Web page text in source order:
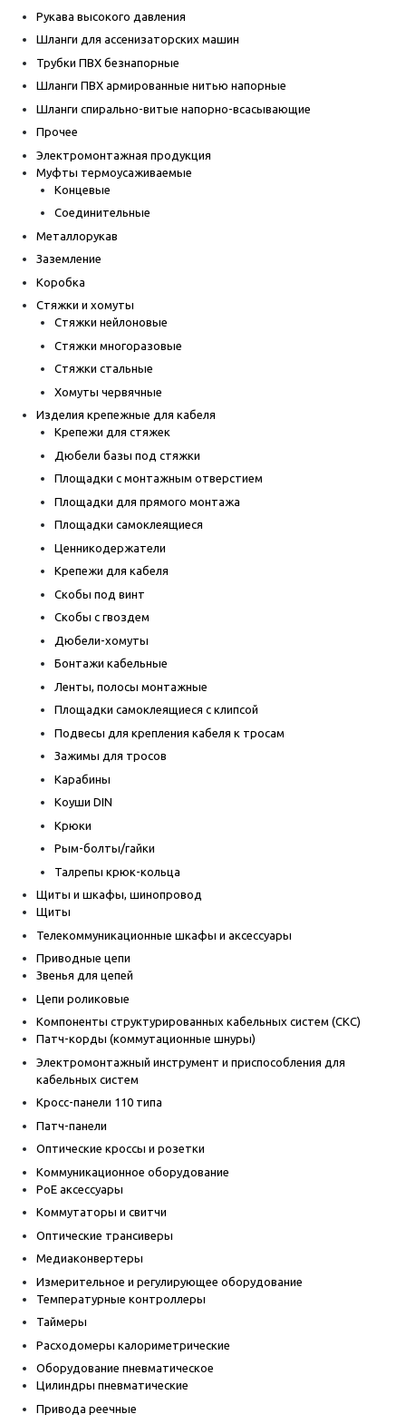
Рукава высокого давления
Шланги для ассенизаторских машин
Трубки ПВХ безнапорные
Шланги ПВХ армированные нитью напорные
Шланги спирально-витые напорно-всасывающие
Прочее
Электромонтажная продукция
Муфты термоусаживаемые
Концевые
Соединительные
Металлорукав
Заземление
Коробка
Стяжки и хомуты
Стяжки нейлоновые
Стяжки многоразовые
Стяжки стальные
Хомуты червячные
Изделия крепежные для кабеля
Крепежи для стяжек
Дюбели базы под стяжки
Площадки с монтажным отверстием
Площадки для прямого монтажа
Площадки самоклеящиеся
Ценникодержатели
Крепежи для кабеля
Скобы под винт
Скобы с гвоздем
Дюбели-хомуты
Бонтажи кабельные
Ленты, полосы монтажные
Площадки самоклеящиеся с клипсой
Подвесы для крепления кабеля к тросам
Зажимы для тросов
Карабины
Коуши DIN
Крюки
Рым-болты/гайки
Талрепы крюк-кольца
Щиты и шкафы, шинопровод
Щиты
Телекоммуникационные шкафы и аксессуары
Приводные цепи
Звенья для цепей
Цепи роликовые
Компоненты структурированных кабельных систем (СКС)
Патч-корды (коммутационные шнуры)
Электромонтажный инструмент и приспособления для
кабельных систем
Кросс-панели 110 типа
Патч-панели
Оптические кроссы и розетки
Коммуникационное оборудование
PoE аксессуары
Коммутаторы и свитчи
Оптические трансиверы
Медиаконвертеры
Измерительное и регулирующее оборудование
Температурные контроллеры
Таймеры
Расходомеры калориметрические
Оборудование пневматическое
Цилиндры пневматические
Привода реечные